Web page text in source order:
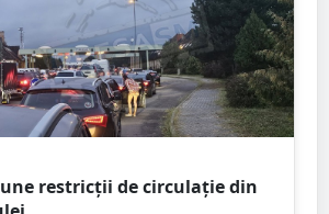
restricții de circulație din